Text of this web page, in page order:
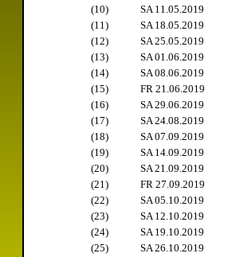
(10)
SA 11.05.2019
(11)
SA 18.05.2019
(12)
SA 25.05.2019
(13)
SA 01.06.2019
(14)
SA 08.06.2019
(15)
FR 21.06.2019
(16)
SA 29.06.2019
(17)
SA 24.08.2019
(18)
SA 07.09.2019
(19)
SA 14.09.2019
(20)
SA 21.09.2019
(21)
FR 27.09.2019
(22)
SA 05.10.2019
(23)
SA 12.10.2019
(24)
SA 19.10.2019
(25)
SA 26.10.2019